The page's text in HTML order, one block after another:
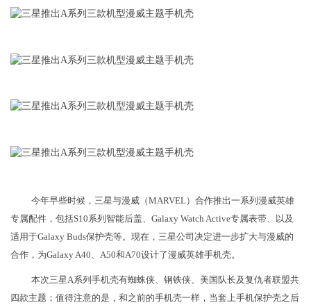
今年早些时候，三星与漫威（MARVEL）合作推出一系列漫威英雄
专属配件，包括S10系列智能后盖、Galaxy Watch Active专属表带、以及
适用于Galaxy Buds保护壳等。现在，三星公司决定进一步扩大与漫威的
合作，为Galaxy A40、A50和A70设计了漫威英雄手机壳。
本次三星A系列手机壳有蜘蛛侠、钢铁侠、美国队长及复仇者联盟共
四款主题；值得注意的是，和之前的手机壳一样，当套上手机保护壳之后